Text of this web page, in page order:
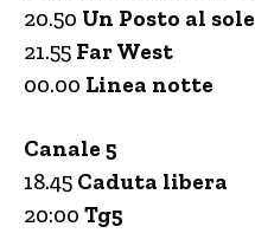
20.50 Un Posto al sole
21.55 Far West
00.00 Linea notte
Canale 5
18.45 Caduta libera
20:00 Tg5